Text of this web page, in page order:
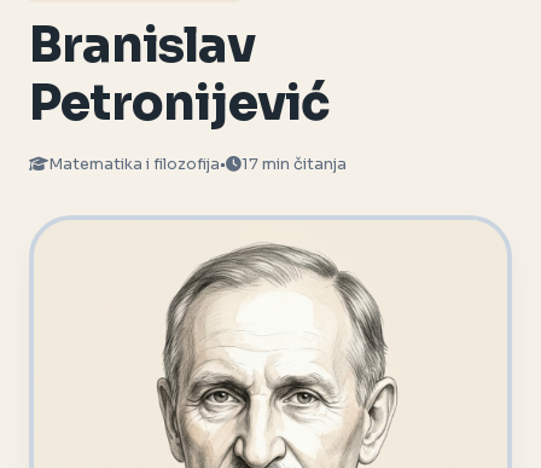
Branislav
Petronijević
Matematika i filozofija• 17 min čitanja